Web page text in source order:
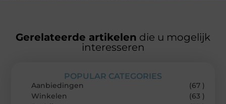
Gerelateerde artikelen die u mogelijk
interesseren
POPULAR CATEGORIES
Aanbiedingen
(67 )
Winkelen
(63 )